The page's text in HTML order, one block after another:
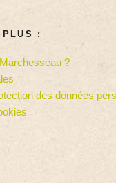
PLUS :
?
des données